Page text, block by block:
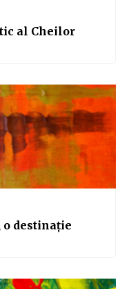
al Cheilor
o destinație